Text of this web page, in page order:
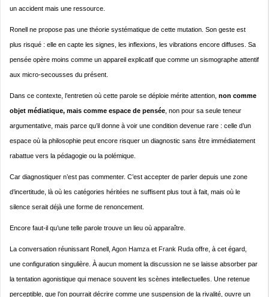
un accident mais une ressource.
Ronell ne propose pas une théorie systématique de cette mutation. Son geste est
plus risqué : elle en capte les signes, les inflexions, les vibrations encore diffuses. Sa
pensée opère moins comme un appareil explicatif que comme un sismographe attentif
aux micro-secousses du présent.
Dans ce contexte, l’entretien où cette parole se déploie mérite attention, non comme
objet médiatique, mais comme espace de pensée , non pour sa seule teneur
argumentative, mais parce qu’il donne à voir une condition devenue rare : celle d’un
espace où la philosophie peut encore risquer un diagnostic sans être immédiatement
rabattue vers la pédagogie ou la polémique.
Car diagnostiquer n’est pas commenter. C’est accepter de parler depuis une zone
d’incertitude, là où les catégories héritées ne suffisent plus tout à fait, mais où le
silence serait déjà une forme de renoncement.
Encore faut-il qu’une telle parole trouve un lieu où apparaître.
La conversation réunissant Ronell, Agon Hamza et Frank Ruda offre, à cet égard,
une configuration singulière. À aucun moment la discussion ne se laisse absorber par
la tentation agonistique qui menace souvent les scènes intellectuelles. Une retenue
perceptible, que l’on pourrait décrire comme une suspension de la rivalité, ouvre un